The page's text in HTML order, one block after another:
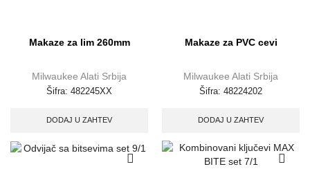
Makaze za lim 260mm
Milwaukee Alati Srbija
Šifra: 482245XX
DODAJ U ZAHTEV
Makaze za PVC cevi
Milwaukee Alati Srbija
Šifra: 48224202
DODAJ U ZAHTEV